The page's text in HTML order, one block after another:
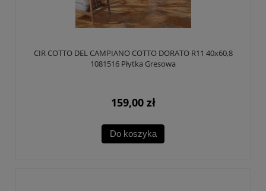
CIR COTTO DEL CAMPIANO COTTO DORATO R11 40x60,8
1081516 Płytka Gresowa
159,00 zł
Do koszyka